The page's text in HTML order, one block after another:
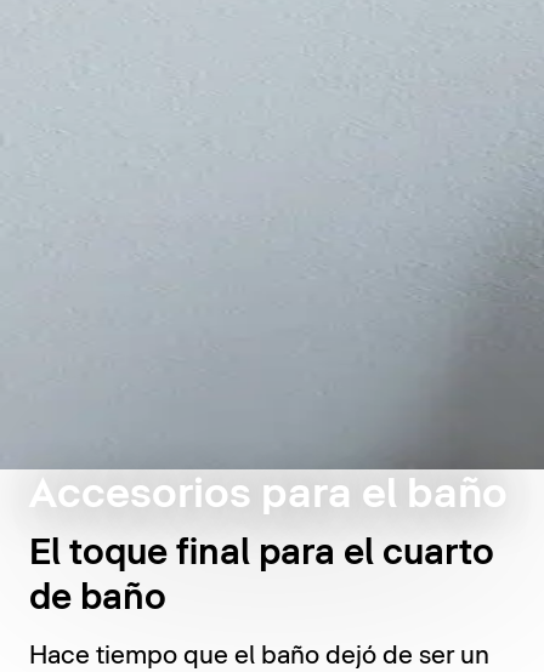
Accesorios para el baño
El toque final para el cuarto
de baño
Hace tiempo que el baño dejó de ser un